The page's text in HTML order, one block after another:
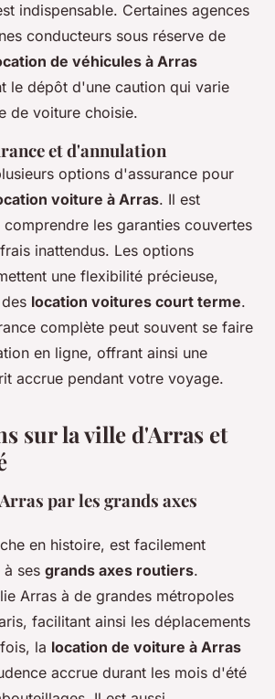
indispensable. Certaines agences
conducteurs sous réserve de
de véhicules à Arras
le dépôt d'une caution qui varie
de voiture choisie.
et d'annulation
options d'assurance pour
voiture à Arras. Il est
les garanties couvertes
inattendus. Les options
une flexibilité précieuse,
location voitures court terme.
complète peut souvent se faire
en ligne, offrant ainsi une
accrue pendant votre voyage.
sur la ville d'Arras et
par les grands axes
en histoire, est facilement
ses grands axes routiers.
Arras à de grandes métropoles
facilitant ainsi les déplacements
la location de voiture à Arras
accrue durant les mois d'été